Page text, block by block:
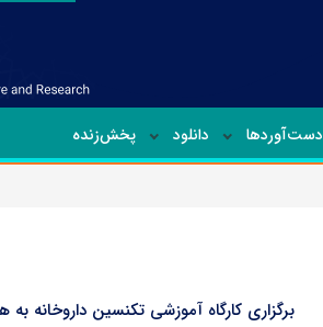
دست‌آوردها دانلود پخش‌زنده
برگزاری کارگاه آموزشی تکنسین داروخانه